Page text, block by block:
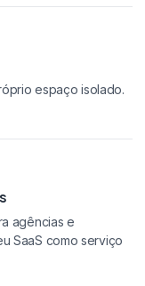
espaço isolado.
agências e
SaaS como serviço